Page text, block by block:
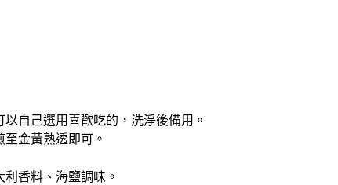
自己選用喜歡吃的，洗淨後備用。
金黃熟透即可。
香料、海鹽調味。